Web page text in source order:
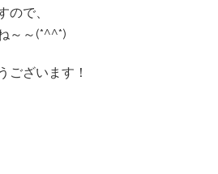
ので、
～～(*^^*)
ございます！